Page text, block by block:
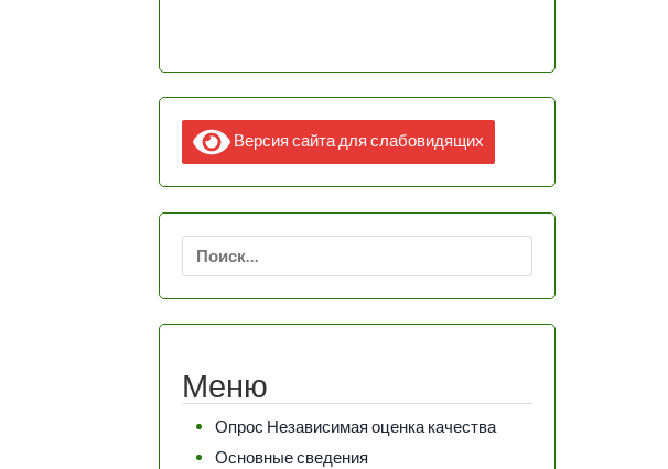
Версия сайта для слабовидящих
Найти:
Меню
Опрос Независимая оценка качества
Основные сведения